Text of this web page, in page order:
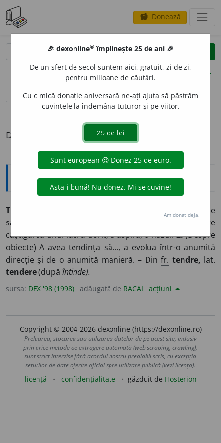
savings Donează
clear
opțiuni
definiții (1) pronunțievolume_up (50)
Definiția cu ID-ul 26468:
Explicative DEX
T
A-și îndrepta năzuințele
sau activitatea spre atingerea unui obiectiv, spre
câștigarea unui lucru dorit; a aspira, a năzui.2.(Despre
obiecte) A avea tendința să..., a evolua într-o anumită
direcție și de o anumită manieră. – Din fr. tendre, lat.
tendere(după întinde).
sursa: DEX '98 (1998) adăugată de RACAI acțiuni
Copyright © 2004-2026 dexonline (https://dexonline.ro)
Preluarea, stocarea sau utilizarea datelor de pe acest site, inclusiv
prin orice metode de extragere automată (web scraping, crawling),
sunt strict interzise fără acordul nostru prealabil scris, cu excepția
seturilor de date oferite oficial spre utilizare publică (vezi licența).
licență confidențialitate găzduit de Hosterion
🎉 dexonline® împlinește 25 de ani 🎉
De un sfert de secol suntem aici, gratuit, zi de zi,
pentru milioane de căutări.
Cu o mică donație aniversară ne-ați ajuta să păstrăm
cuvintele la îndemâna tuturor și pe viitor.
Am donat deja.